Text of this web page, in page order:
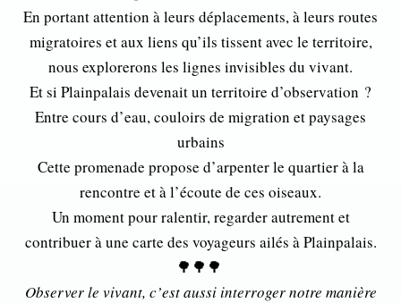
En portant attention à leurs déplacements, à leurs routes
migratoires et aux liens qu’ils tissent avec le territoire,
nous explorerons les lignes invisibles du vivant.
Et si Plainpalais devenait un territoire d’observation ?
Entre cours d’eau, couloirs de migration et paysages
urbains
Cette promenade propose d’arpenter le quartier à la
rencontre et à l’écoute de ces oiseaux.
Un moment pour ralentir, regarder autrement et
contribuer à une carte des voyageurs ailés à Plainpalais.
🌳🌳🌳
Observer le vivant, c’est aussi interroger notre manière